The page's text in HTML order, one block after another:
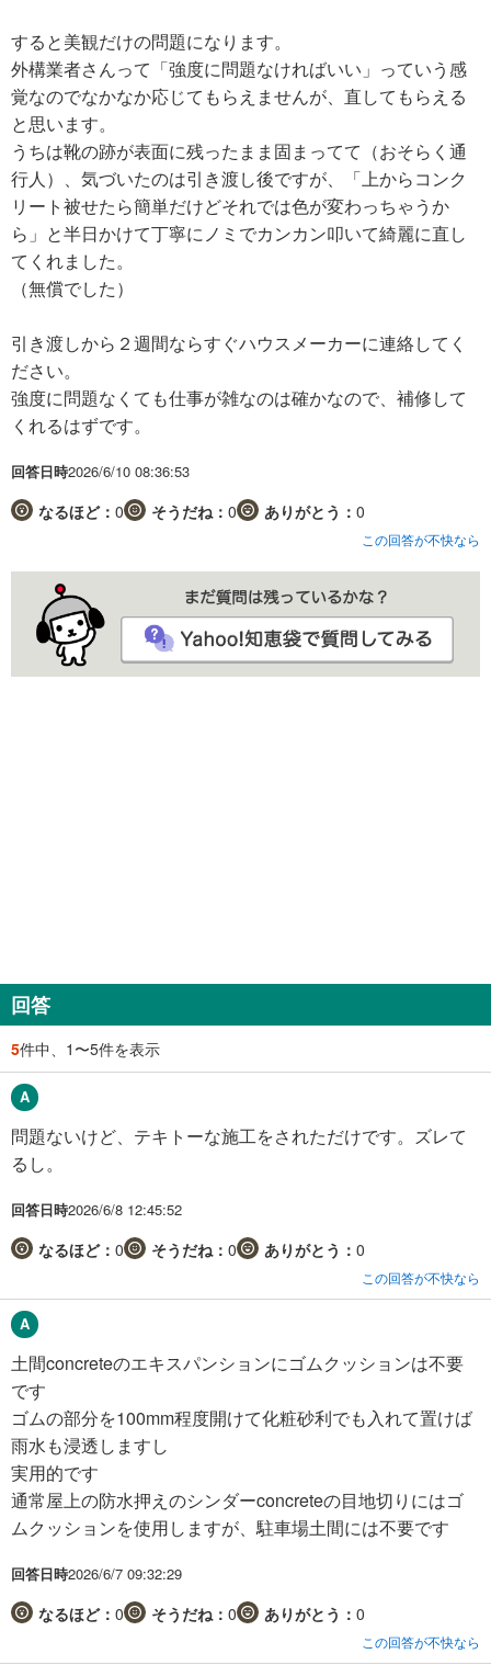
すると美観だけの問題になります。
外構業者さんって「強度に問題なければいい」っていう感
覚なのでなかなか応じてもらえませんが、直してもらえる
と思います。
うちは靴の跡が表面に残ったまま固まってて（おそらく通
行人）、気づいたのは引き渡し後ですが、「上からコンク
リート被せたら簡単だけどそれでは色が変わっちゃうか
ら」と半日かけて丁寧にノミでカンカン叩いて綺麗に直し
てくれました。
（無償でした）
引き渡しから２週間ならすぐハウスメーカーに連絡してく
ださい。
強度に問題なくても仕事が雑なのは確かなので、補修して
くれるはずです。
回答日時2026/6/10 08:36:53
なるほど： 0 そうだね： 0 ありがとう： 0
この回答が不快なら
回答
5件中、1〜5件を表示
問題ないけど、テキトーな施工をされただけです。ズレて
るし。
回答日時2026/6/8 12:45:52
なるほど： 0 そうだね： 0 ありがとう： 0
この回答が不快なら
土間concreteのエキスパンションにゴムクッションは不要
です
ゴムの部分を100mm程度開けて化粧砂利でも入れて置けば
雨水も浸透しますし
実用的です
通常屋上の防水押えのシンダーconcreteの目地切りにはゴ
ムクッションを使用しますが、駐車場土間には不要です
回答日時2026/6/7 09:32:29
なるほど： 0 そうだね： 0 ありがとう： 0
この回答が不快なら